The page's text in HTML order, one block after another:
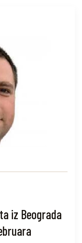
iz Beograda